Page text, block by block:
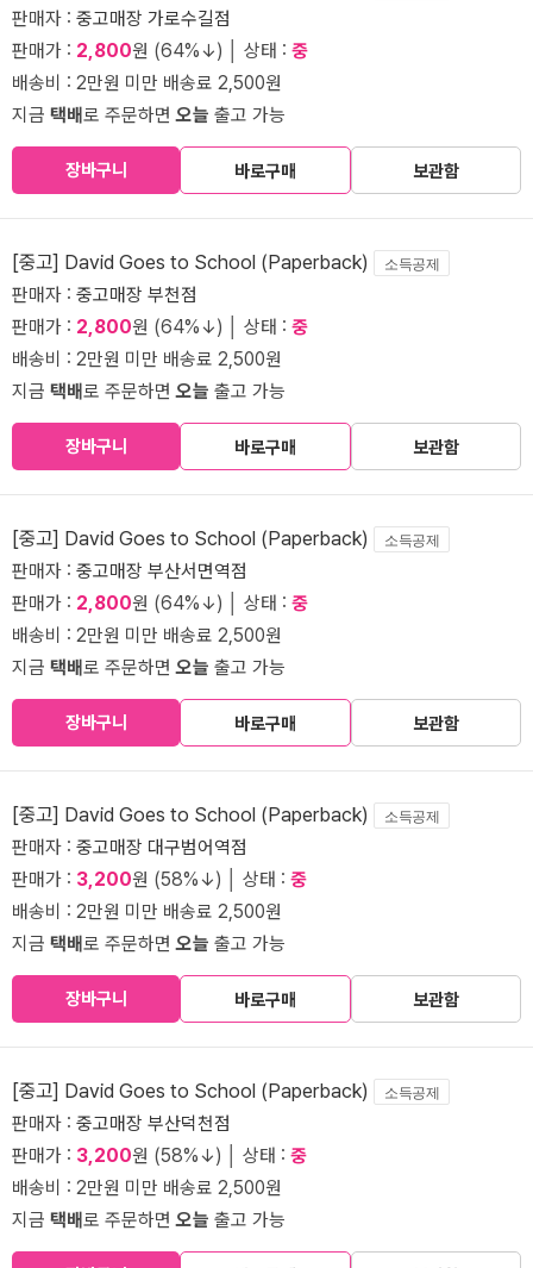
판매자 : 중고매장 가로수길점
판매가 : 2,800원 (64%↓) │ 상태 : 중
배송비 : 2만원 미만 배송료 2,500원
지금 택배로 주문하면오늘 출고 가능
장바구니 바로구매 보관함
[중고] David Goes to School (Paperback) 소득공제
판매자 : 중고매장 부천점
판매가 : 2,800원 (64%↓) │ 상태 : 중
배송비 : 2만원 미만 배송료 2,500원
지금 택배로 주문하면오늘 출고 가능
장바구니 바로구매 보관함
[중고] David Goes to School (Paperback) 소득공제
판매자 : 중고매장 부산서면역점
판매가 : 2,800원 (64%↓) │ 상태 : 중
배송비 : 2만원 미만 배송료 2,500원
지금 택배로 주문하면오늘 출고 가능
장바구니 바로구매 보관함
[중고] David Goes to School (Paperback) 소득공제
판매자 : 중고매장 대구범어역점
판매가 : 3,200원 (58%↓) │ 상태 : 중
배송비 : 2만원 미만 배송료 2,500원
지금 택배로 주문하면오늘 출고 가능
장바구니 바로구매 보관함
[중고] David Goes to School (Paperback) 소득공제
판매자 : 중고매장 부산덕천점
판매가 : 3,200원 (58%↓) │ 상태 : 중
배송비 : 2만원 미만 배송료 2,500원
지금 택배로 주문하면오늘 출고 가능